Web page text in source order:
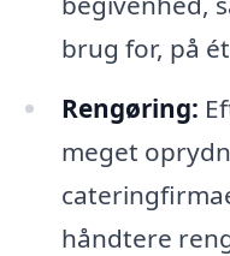
brug for, på
Rengøring:
meget
håndtere